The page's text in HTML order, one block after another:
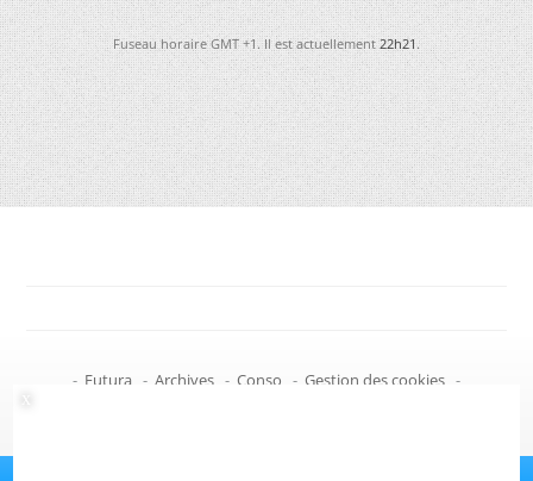
Fuseau horaire GMT +1. Il est actuellement22h21.
- Futura - Archives - Conso - Gestion des cookies -